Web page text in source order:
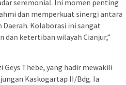
seremonial. Ini momen penting
dan memperkuat sinergi antara
Kolaborasi ini sangat
dan ketertiban wilayah Cianjur,”
Geys Thebe, yang hadir mewakili
Kaskogartap II/Bdg. Ia